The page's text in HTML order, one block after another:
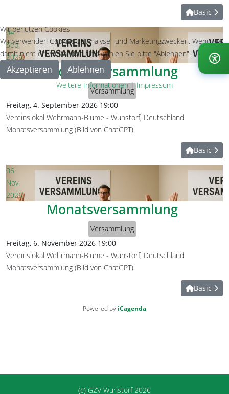
Basic
04
Sep.
2026
Monatsversammlung
Versammlung
Freitag, 4. September 2026 19:00
Vereinslokal Wehrmann-Blume - Wunstorf, Deutschland
Monatsversammlung (Bild von ChatGPT)
Basic
06
Nov.
2026
Monatsversammlung
Versammlung
Freitag, 6. November 2026 19:00
Vereinslokal Wehrmann-Blume - Wunstorf, Deutschland
Monatsversammlung (Bild von ChatGPT)
Basic
Powered by iCagenda
(c) GZV Wunstorf 2026
Wir benutzen Cookies
Wir verwenden Cookies zu Analyse- und Marketingzwecken. Wenn Sie
damit nicht einverstanden sind wählen Sie bitte "Ablehnen".
Akzeptieren Ablehnen
Weitere Informationen|Impressum